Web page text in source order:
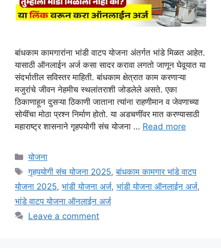
बांधकाम कामगारांना भांडी वाटप योजना अंतर्गत भांडे मिळत आहेत.
यासाठी ऑनलाईन अर्ज कसा सादर करावा लगतो जाणून घेवूयात या
संदर्भातील सविस्तर माहिती. बांधकाम क्षेत्रात काम करणाऱ्या
मजुरांचे जीवन नेहमीच स्थलांतराशी जोडलेले असते. एका
ठिकाणाहून दुसऱ्या ठिकाणी जाताना त्यांना राहणीमान व जेवणाच्या
सोयींचा मोठा प्रश्न निर्माण होतो. या अडचणींवर मात करण्यासाठी
महाराष्ट्र शासनाने गृहपयोगी संच योजना … Read more
Categories
योजना
Tags
गृहपयोगी संच योजना 2025,बांधकाम कामगार भांडे वाटप
योजना 2025, भांडी योजना अर्ज, भांडी योजना ऑनलाईन अर्ज,
भांडे वाटप योजना ऑनलाईन अर्ज
Leave a comment